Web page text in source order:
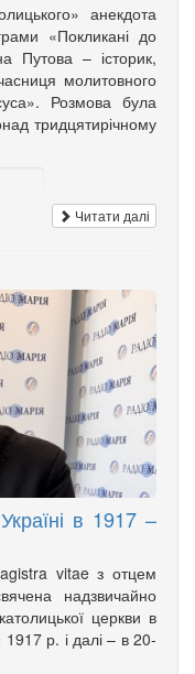
анекдота
«Покликані до
Путова – історик,
молитовного
Розмова була
тридцятирічному
Читати далі
в 1917 –
vitae з отцем
надзвичайно
церкви в
1917 р. і далі – в 20-